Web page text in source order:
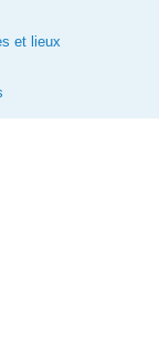
et lieux